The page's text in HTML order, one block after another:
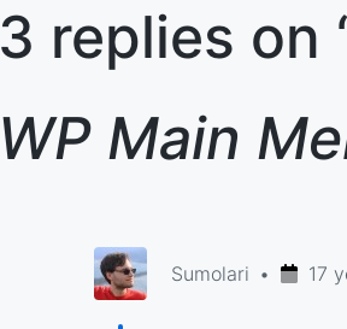
3 replies on
WP Main
Sumolari 17